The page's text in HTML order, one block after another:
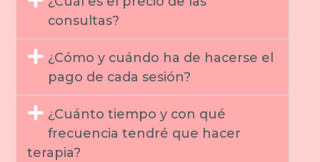
consultas?
¿Cómo y cuándo ha de hacerse el
pago de cada sesión?
¿Cuánto tiempo y con qué
frecuencia tendré que hacer
terapia?